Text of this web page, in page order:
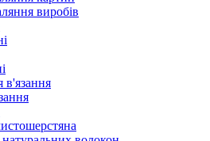
виробів
в'язання